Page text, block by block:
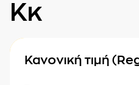
Κκ
Κανονική τιμή